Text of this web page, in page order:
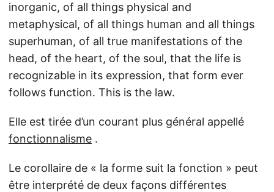
inorganic, of all things physical and
metaphysical, of all things human and all things
superhuman, of all true manifestations of the
head, of the heart, of the soul, that the life is
recognizable in its expression, that form ever
follows function. This is the law.
Elle est tirée d’un courant plus général appellé
fonctionnalisme .
Le corollaire de « la forme suit la fonction » peut
être interprété de deux façons différentes